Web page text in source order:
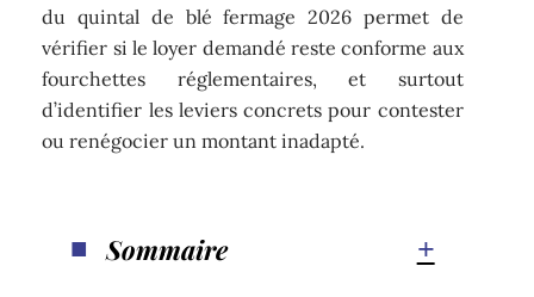
du quintal de blé fermage 2026 permet de
vérifier si le loyer demandé reste conforme aux
fourchettes réglementaires, et surtout
d’identifier les leviers concrets pour contester
ou renégocier un montant inadapté.
Sommaire